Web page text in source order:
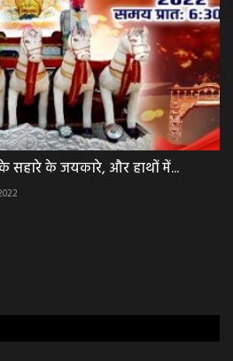
के सहारे के जयकारे, और हाथों में...